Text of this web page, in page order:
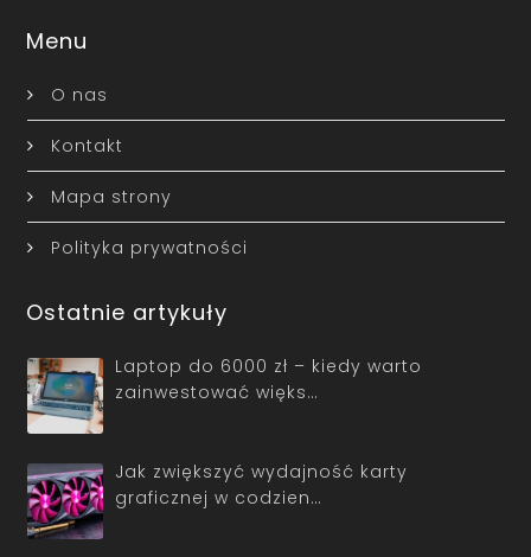
Menu
O nas
Kontakt
Mapa strony
Polityka prywatności
Ostatnie artykuły
Laptop do 6000 zł – kiedy warto
zainwestować więks…
Jak zwiększyć wydajność karty
graficznej w codzien…